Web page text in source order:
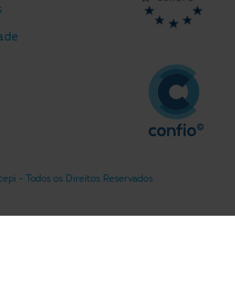
- Todos os Direitos Reservados